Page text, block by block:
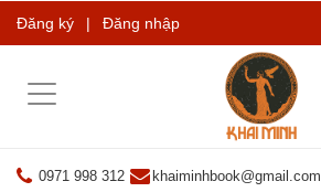
Đăng ký | Đăng nhập
Toggle
0971 998 312 khaiminhbook@gmail.com